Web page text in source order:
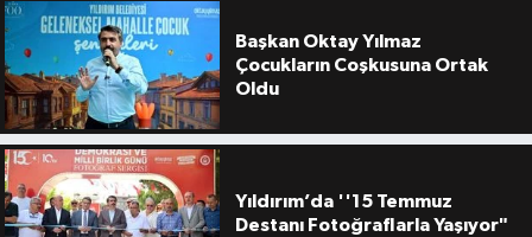
Başkan Oktay Yılmaz
Çocukların Coşkusuna Ortak
Oldu
Yıldırım’da ''15 Temmuz
Destanı Fotoğraflarla Yaşıyor"